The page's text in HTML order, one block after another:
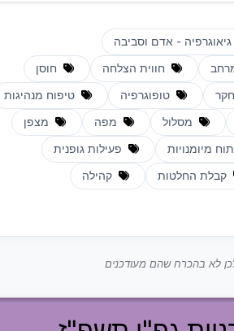
גיאוגרפיה - אדם וסביבה
חווית הצלחה חוסן
חקר טופוגרפיה טיפוח מנהיגות
מסלול מפה מצפן
מיומנויות פעילות גופנית
קבלת החלטות קהילה
לא בהכרח שהם מעודכנים